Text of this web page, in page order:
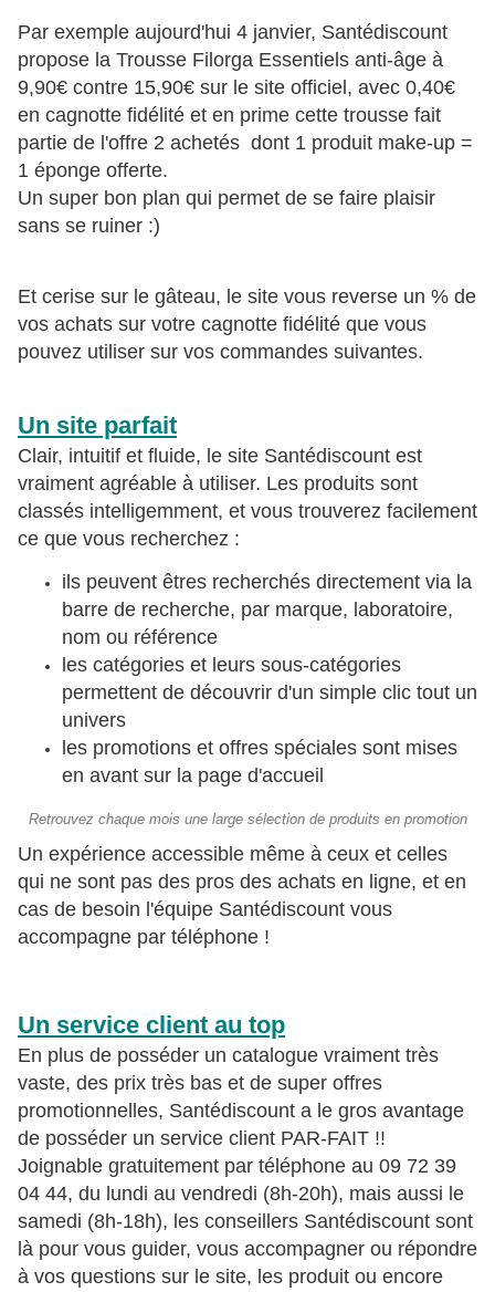
Par exemple aujourd'hui 4 janvier, Santédiscount
propose la Trousse Filorga Essentiels anti-âge à
9,90€ contre 15,90€ sur le site officiel, avec 0,40€
en cagnotte fidélité et en prime cette trousse fait
partie de l'offre 2 achetés dont 1 produit make-up =
1 éponge offerte.
Un super bon plan qui permet de se faire plaisir
sans se ruiner :)
Et cerise sur le gâteau, le site vous reverse un % de
vos achats sur votre cagnotte fidélité que vous
pouvez utiliser sur vos commandes suivantes.
Un site parfait
Clair, intuitif et fluide, le site Santédiscount est
vraiment agréable à utiliser. Les produits sont
classés intelligemment, et vous trouverez facilement
ce que vous recherchez :
ils peuvent êtres recherchés directement via la
barre de recherche, par marque, laboratoire,
nom ou référence
les catégories et leurs sous-catégories
permettent de découvrir d'un simple clic tout un
univers
les promotions et offres spéciales sont mises
en avant sur la page d'accueil
Retrouvez chaque mois une large sélection de produits en promotion
Un expérience accessible même à ceux et celles
qui ne sont pas des pros des achats en ligne, et en
cas de besoin l'équipe Santédiscount vous
accompagne par téléphone !
Un service client au top
En plus de posséder un catalogue vraiment très
vaste, des prix très bas et de super offres
promotionnelles, Santédiscount a le gros avantage
de posséder un service client PAR-FAIT !!
Joignable gratuitement par téléphone au 09 72 39
04 44, du lundi au vendredi (8h-20h), mais aussi le
samedi (8h-18h), les conseillers Santédiscount sont
là pour vous guider, vous accompagner ou répondre
à vos questions sur le site, les produit ou encore